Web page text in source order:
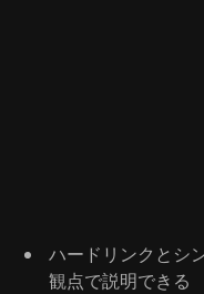
ハードリンクとシ
観点で説明できる